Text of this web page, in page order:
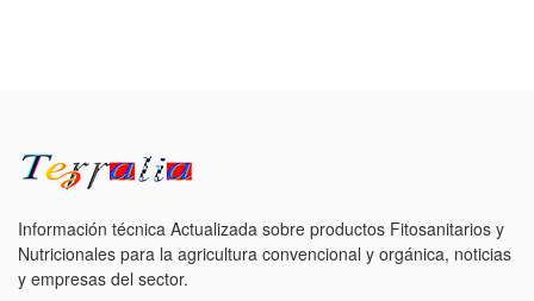
Información técnica Actualizada sobre productos Fitosanitarios y
Nutricionales para la agricultura convencional y orgánica, noticias
y empresas del sector.